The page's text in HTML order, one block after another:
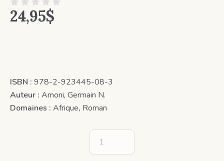
24,95$
ISBN : 978-2-923445-08-3
Auteur : Amoni, Germain N.
Domaines : Afrique, Roman